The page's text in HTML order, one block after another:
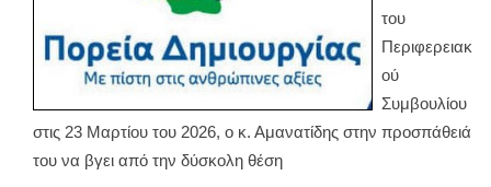
του
Περιφερειακ
ού
Συμβουλίου
στις 23 Μαρτίου του 2026, ο κ. Αμανατίδης στην προσπάθειά
του να βγει από την δύσκολη θέση